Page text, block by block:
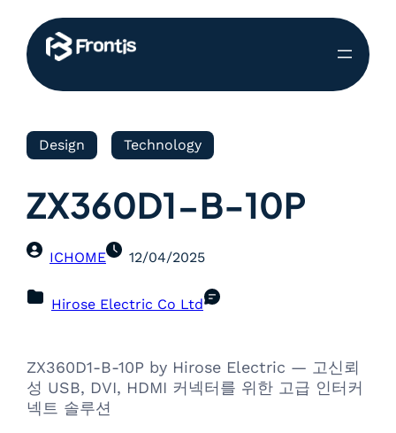
Design Technology
ZX360D1-B-10P
ICHOME 12/04/2025
Hirose Electric Co Ltd
ZX360D1-B-10P by Hirose Electric — 고신뢰
성 USB, DVI, HDMI 커넥터를 위한 고급 인터커
넥트 솔루션